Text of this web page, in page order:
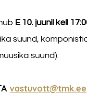
E 10. juunil kell
suund,
suund).
vastuvott@tmk.ee